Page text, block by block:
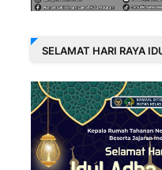
SELAMAT HARI RAYA